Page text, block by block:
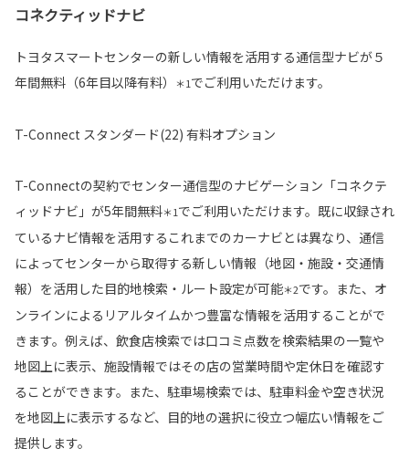
コネクティッドナビ
トヨタスマートセンターの新しい情報を活用する通信型ナビが５
年間無料（6年目以降有料）
＊1でご利用いただけます。
T-Connect スタンダード(22) 有料オプション
T-Connectの契約でセンター通信型のナビゲーション「コネクテ
ィッドナビ」が5年間無料＊1でご利用いただけます。既に収録され
ているナビ情報を活用するこれまでのカーナビとは異なり、通信
によってセンターから取得する新しい情報（地図・施設・交通情
報）を活用した目的地検索・ルート設定が可能＊2です。また、オ
ンラインによるリアルタイムかつ豊富な情報を活用することがで
きます。例えば、飲食店検索では口コミ点数を検索結果の一覧や
地図上に表示、施設情報ではその店の営業時間や定休日を確認す
ることができます。また、駐車場検索では、駐車料金や空き状況
を地図上に表示するなど、目的地の選択に役立つ幅広い情報をご
提供します。